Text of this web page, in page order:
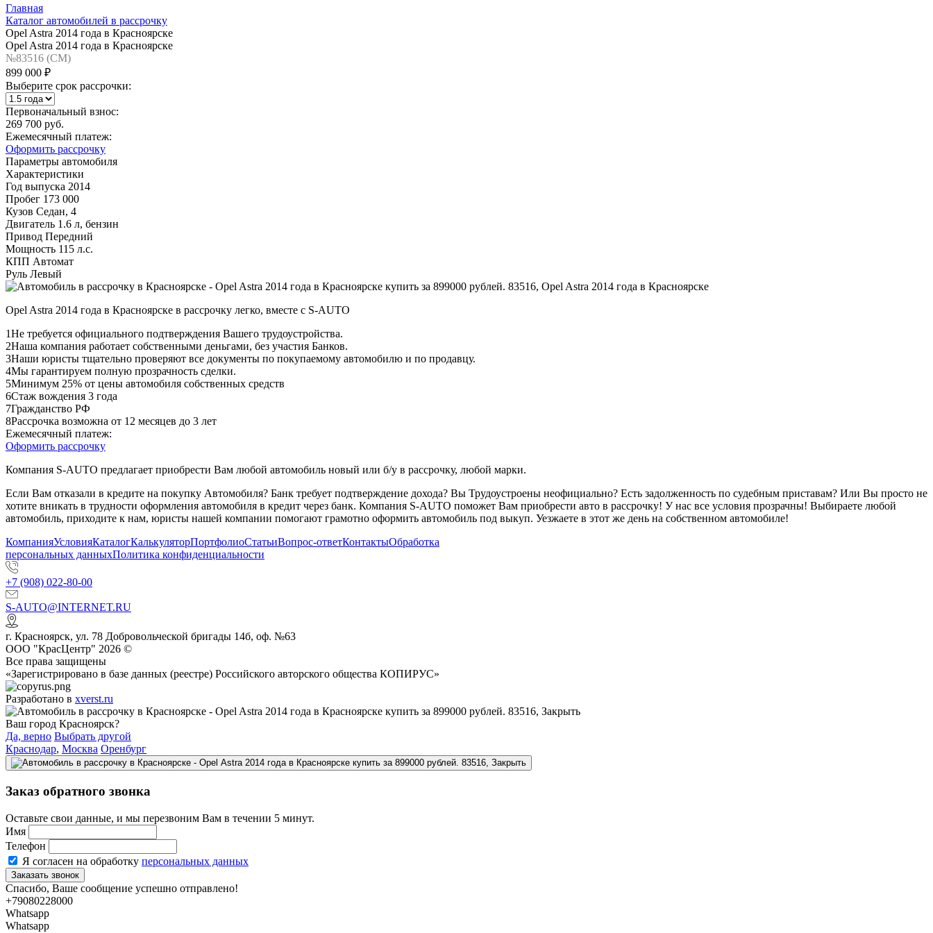
Главная
Каталог автомобилей в рассрочку
Opel Astra 2014 года в Красноярске
Opel Astra 2014 года в Красноярске
№83516 (CM)
899 000 ₽
Выберите срок рассрочки:
Первоначальный взнос:
269 700 руб.
Ежемесячный платеж:
Оформить рассрочку
Параметры автомобиля
Характеристики
Год выпуска 2014
Пробег 173 000
Кузов Седан, 4
Двигатель 1.6 л, бензин
Привод Передний
Мощность 115 л.с.
КПП Автомат
Руль Левый
Opel Astra 2014 года в Красноярске в рассрочку легко, вместе с S-AUTO
1Не требуется официального подтверждения Вашего трудоустройства.
2Наша компания работает собственными деньгами, без участия Банков.
3Наши юристы тщательно проверяют все документы по покупаемому автомобилю и по продавцу.
4Мы гарантируем полную прозрачность сделки.
5Минимум 25% от цены автомобиля собственных средств
6Стаж вождения 3 года
7Гражданство РФ
8Рассрочка возможна от 12 месяцев до 3 лет
Ежемесячный платеж:
Оформить рассрочку
Компания S-AUTO предлагает приобрести Вам любой автомобиль новый или б/у в рассрочку, любой марки.
Если Вам отказали в кредите на покупку Автомобиля? Банк требует подтверждение дохода? Вы Трудоустроены неофициально? Есть задолженность по судебным приставам? Или Вы просто не
хотите вникать в трудности оформления автомобиля в кредит через банк. Компания S-AUTO поможет Вам приобрести авто в рассрочку! У нас все условия прозрачны! Выбираете любой
автомобиль, приходите к нам, юристы нашей компании помогают грамотно оформить автомобиль под выкуп. Уезжаете в этот же день на собственном автомобиле!
КомпанияУсловияКаталогКалькуляторПортфолиоСтатьиВопрос-ответКонтактыОбработка
персональных данныхПолитика конфиденциальности
+7 (908) 022-80-00
S-AUTO@INTERNET.RU
г. Красноярск, ул. 78 Добровольческой бригады 14б, оф. №63
ООО "КрасЦентр" 2026 ©
Все права защищены
«Зарегистрировано в базе данных (реестре) Российского авторского общества КОПИРУС»
Разработано в xverst.ru
Ваш город Красноярск?
Да, верно Выбрать другой
Краснодар, Москва Оренбург
Заказ обратного звонка
Оставьте свои данные, и мы перезвоним Вам в течении 5 минут.
Имя
Телефон
Я согласен на обработку персональных данных
Спасибо, Ваше сообщение успешно отправлено!
+79080228000
Whatsapp
Whatsapp